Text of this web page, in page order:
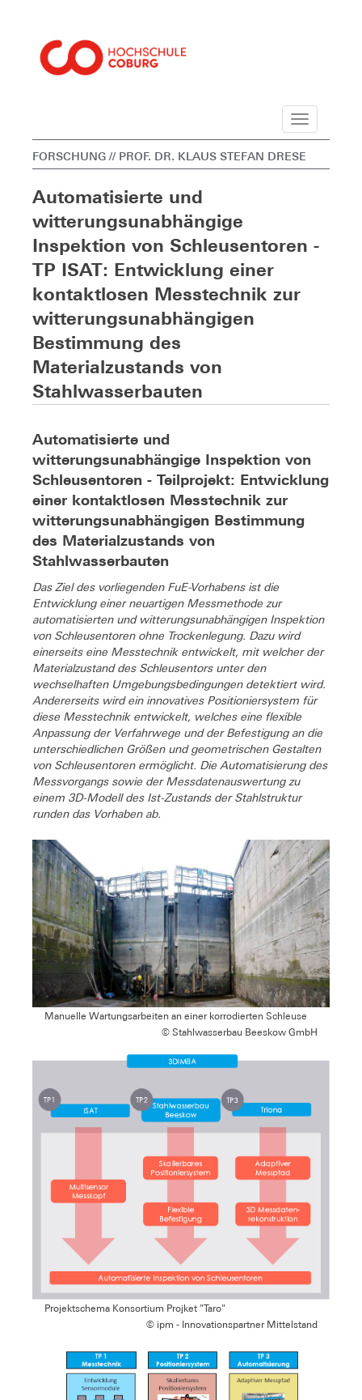
Navigation
FORSCHUNG // PROF. DR. KLAUS STEFAN DRESE
Automatisierte und
witterungsunabhängige
Inspektion von Schleusentoren -
TP ISAT: Entwicklung einer
kontaktlosen Messtechnik zur
witterungsunabhängigen
Bestimmung des
Materialzustands von
Stahlwasserbauten
Automatisierte und
witterungsunabhängige Inspektion von
Schleusentoren - Teilprojekt: Entwicklung
einer kontaktlosen Messtechnik zur
witterungsunabhängigen Bestimmung
des Materialzustands von
Stahlwasserbauten
Das Ziel des vorliegenden FuE-Vorhabens ist die
Entwicklung einer neuartigen Messmethode zur
automatisierten und witterungsunabhängigen Inspektion
von Schleusentoren ohne Trockenlegung. Dazu wird
einerseits eine Messtechnik entwickelt, mit welcher der
Materialzustand des Schleusentors unter den
wechselhaften Umgebungsbedingungen detektiert wird.
Andererseits wird ein innovatives Positioniersystem für
diese Messtechnik entwickelt, welches eine flexible
Anpassung der Verfahrwege und der Befestigung an die
unterschiedlichen Größen und geometrischen Gestalten
von Schleusentoren ermöglicht. Die Automatisierung des
Messvorgangs sowie der Messdatenauswertung zu
einem 3D-Modell des Ist-Zustands der Stahlstruktur
runden das Vorhaben ab.
Manuelle Wartungsarbeiten an einer korrodierten Schleuse
© Stahlwasserbau Beeskow GmbH
Projektschema Konsortium Projket "Taro"
© ipm - Innovationspartner Mittelstand